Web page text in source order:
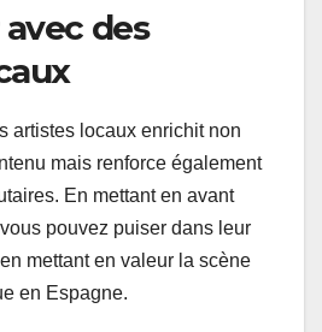
des
artistes locaux enrichit non
mais renforce également
En mettant en avant
pouvez puiser dans leur
mettant en valeur la scène
en Espagne.